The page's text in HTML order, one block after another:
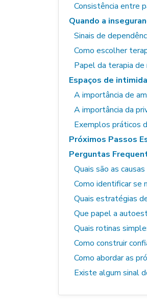
Consistência entre
Quando a
Sinais de
Como escolher
Papel da terapia
Espaços de
A importância de
A importância da
Exemplos práticos
Próximos Passos
Perguntas
Quais são as
Como identificar se
Quais estratégias
Que papel a
Quais rotinas
Como construir
Como abordar as
Existe algum sinal